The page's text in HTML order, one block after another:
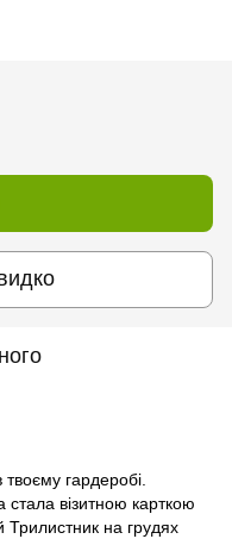
гардеробі.
візитною карткою
на грудях